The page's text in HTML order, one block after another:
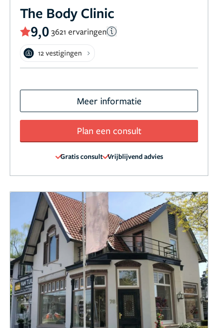
The Body Clinic
9,0 3621 ervaringen
12 vestigingen
Meer informatie
Plan een consult
Gratis consult Vrijblijvend advies